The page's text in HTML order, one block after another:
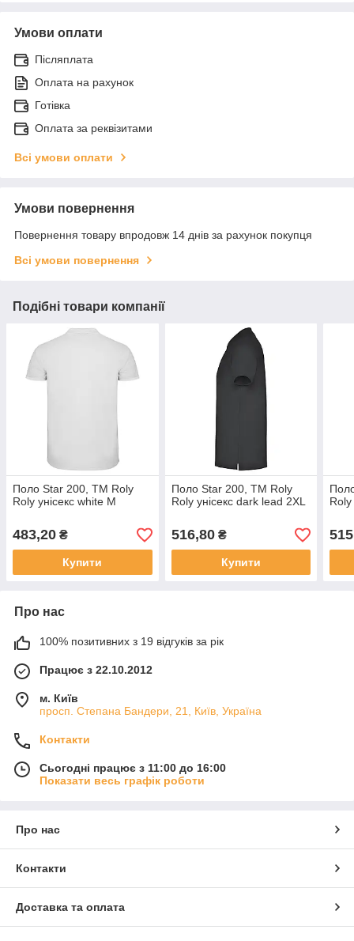
Умови оплати
Післяплата
Оплата на рахунок
Готівка
Оплата за реквізитами
Всі умови оплати
Умови повернення
Повернення товару впродовж 14 днів за рахунок покупця
Всі умови повернення
Подібні товари компанії
Поло Star 200, TM Roly
Roly унісекс white M
483,20 ₴
Купити
Поло Star 200, TM Roly
Roly унісекс dark lead 2XL
516,80₴
Купити
Roly
Про нас
100% позитивних з 19 відгуків за рік
Працює з 22.10.2012
м. Київ
просп. Степана Бандери, 21, Київ, Україна
Контакти
Сьогодні працює з 11:00 до 16:00
Показати весь графік роботи
Про нас
Контакти
Доставка та оплата